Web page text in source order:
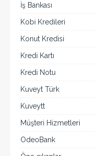
İş Bankası
Kobi Kredileri
Konut Kredisi
Kredi Kartı
Kredi Notu
Kuveyt Türk
Kuveytt
Müşteri Hizmetleri
OdeoBank